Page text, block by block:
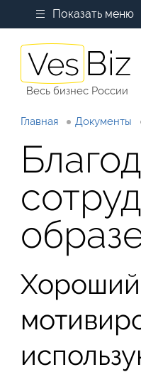
Показать меню
Весь бизнес России
Главная Документы
Хороший